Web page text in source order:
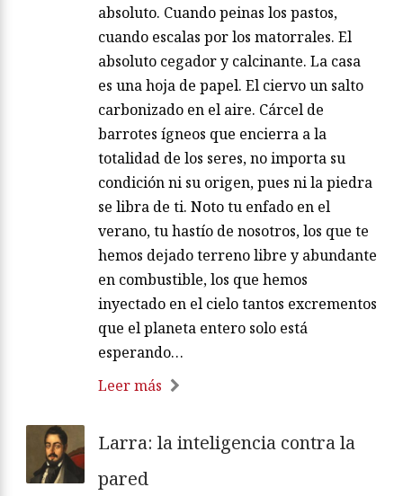
absoluto. Cuando peinas los pastos,
cuando escalas por los matorrales. El
absoluto cegador y calcinante. La casa
es una hoja de papel. El ciervo un salto
carbonizado en el aire. Cárcel de
barrotes ígneos que encierra a la
totalidad de los seres, no importa su
condición ni su origen, pues ni la piedra
se libra de ti. Noto tu enfado en el
verano, tu hastío de nosotros, los que te
hemos dejado terreno libre y abundante
en combustible, los que hemos
inyectado en el cielo tantos excrementos
que el planeta entero solo está
esperando…
Leer más
Larra: la inteligencia contra la
pared